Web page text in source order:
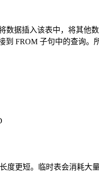
数据插入该表中，将其
FROM 子句中的查询。
度更短。临时表会消耗